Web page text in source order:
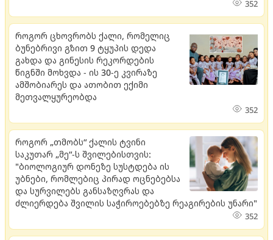
352
როგორ ცხოვრობს ქალი, რომელიც
ბუნებრივი გზით 9 ტყუპის დედა
გახდა და გინესის რეკორდების
წიგნში მოხვდა - ის 30-ე კვირაზე
ამშობიარეს და ათობით ექიმი
მეთვალყურეობდა
352
როგორ „თმობს“ ქალის ტვინი
საკუთარ „მე“-ს შვილებისთვის:
"ბიოლოგიურ დონეზე სუსტდება ის
უბნები, რომლებიც პირად ოცნებებსა
და სურვილებს განსაზღვრას და
ძლიერდება შვილის საჭიროებებზე რეაგირების უნარი"
352